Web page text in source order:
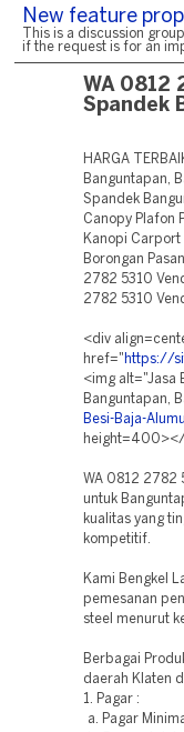
New feature
This is a discussion
if the request is for an
WA 0812
Spandek
HARGA
Banguntapan,
Spandek
Canopy Plafon
Kanopi
Borongan
2782 5310
2782 5310
<div
href=" https://
<img alt="Jasa
Banguntapan,
Besi-Baja-
WA 0812 2782
untuk
kualitas yang
kompetitif.
Kami Bengkel
pemesanan
steel menurut
Berbagai
daerah Klaten
1. Pagar :
a. Pagar